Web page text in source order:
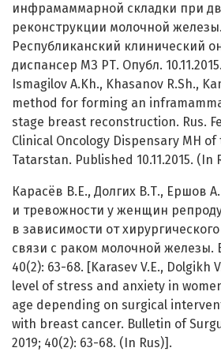
инфрамаммарной складки при
реконструкции молочной
Республиканский клинический
диспансер МЗ РТ. Опубл.
Ismagilov A.Kh., Khasanov R.Sh.,
method for forming an
stage breast reconstruction. Rus.
Clinical Oncology Dispensary MH
Tatarstan. Published 10.11.2015. (In
Карасёв В.Е., Долгих В.Т., Ершов
и тревожности у женщин
в зависимости от
связи с раком молочной железы.
40(2): 63-68. [Karasev V.E., Dolgikh
level of stress and anxiety in
age depending on surgical
with breast cancer. Bulletin of
2019; 40(2): 63-68. (In Rus)].